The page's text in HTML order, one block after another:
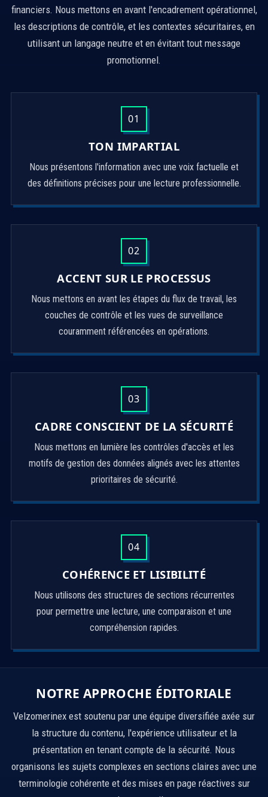
financiers. Nous mettons en avant l'encadrement opérationnel,
les descriptions de contrôle, et les contextes sécuritaires, en
utilisant un langage neutre et en évitant tout message
promotionnel.
01
TON IMPARTIAL
Nous présentons l'information avec une voix factuelle et
des définitions précises pour une lecture professionnelle.
02
ACCENT SUR LE PROCESSUS
Nous mettons en avant les étapes du flux de travail, les
couches de contrôle et les vues de surveillance
couramment référencées en opérations.
03
CADRE CONSCIENT DE LA SÉCURITÉ
Nous mettons en lumière les contrôles d'accès et les
motifs de gestion des données alignés avec les attentes
prioritaires de sécurité.
04
COHÉRENCE ET LISIBILITÉ
Nous utilisons des structures de sections récurrentes
pour permettre une lecture, une comparaison et une
compréhension rapides.
NOTRE APPROCHE ÉDITORIALE
Velzomerinex est soutenu par une équipe diversifiée axée sur
la structure du contenu, l'expérience utilisateur et la
présentation en tenant compte de la sécurité. Nous
organisons les sujets complexes en sections claires avec une
terminologie cohérente et des mises en page réactives sur